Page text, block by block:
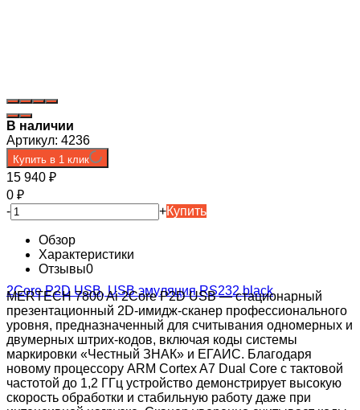
В наличии
Артикул: 4236
Купить в 1 клик
15 940 ₽
0 ₽
-
+Купить
Обзор
Характеристики
Отзывы0
MERTECH 7800 Ai 2Core P2D USB — стационарный
презентационный 2D-имидж-сканер профессионального
уровня, предназначенный для считывания одномерных и
двумерных штрих-кодов, включая коды системы
маркировки «Честный ЗНАК» и ЕГАИС. Благодаря
новому процессору ARM Cortex A7 Dual Core с тактовой
частотой до 1,2 ГГц устройство демонстрирует высокую
скорость обработки и стабильную работу даже при